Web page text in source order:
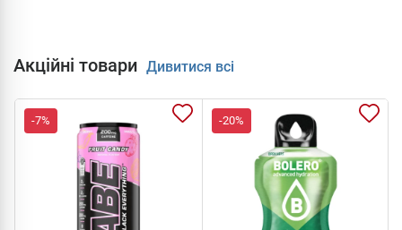
Акційні товари Дивитися всі
-7% -20%